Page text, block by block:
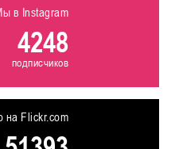
в Instagram
4248
подписчиков
Flickr.com